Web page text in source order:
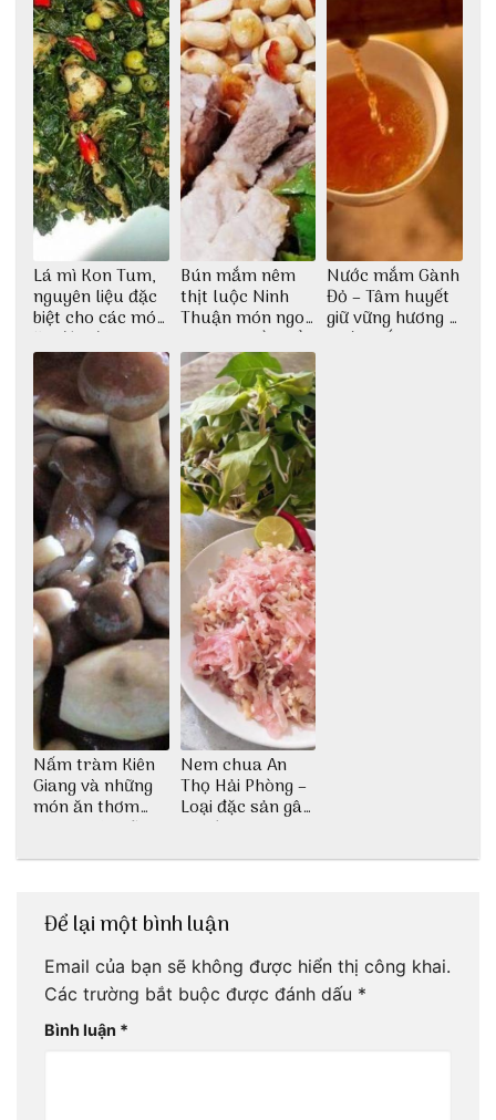
Lá mì Kon Tum,
nguyên liệu đặc
biệt cho các món
ăn độc đáo
Bún mắm nêm
thịt luộc Ninh
Thuận món ngon
dân dã miền biển
Nước mắm Gành
Đỏ – Tâm huyết
giữ vững hương vị
nước mắm sau
Nấm tràm Kiên
Giang và những
món ăn thơm
ngon khó cưỡng
Nem chua An
Thọ Hải Phòng –
Loại đặc sản gây
nghiện
Để lại một bình luận
Email của bạn sẽ không được hiển thị công khai.
Các trường bắt buộc được đánh dấu *
Bình luận *